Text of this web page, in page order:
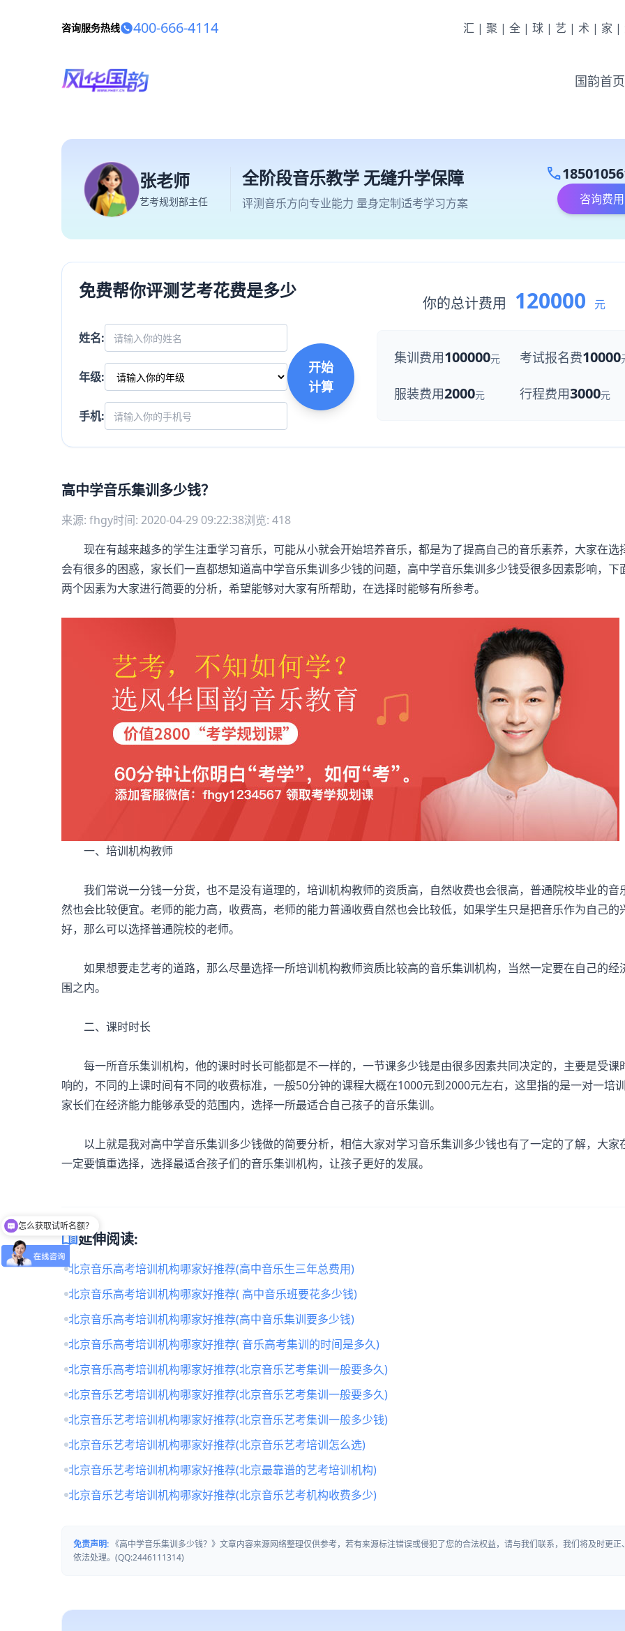
咨询服务热线 400-666-4114 汇|聚|全|球|艺|术|家|
国韵首页
张老师
艺考规划部主任
全阶段音乐教学 无缝升学保障
评测音乐方向专业能力 量身定制适考学习方案
call
咨询费用
免费帮你评测艺考花费是多少
姓名:
年级:
手机:
开始
计算
你的总计费用 120000 元
集训费用100000元 考试报名费10000
服装费用2000元 行程费用3000元
高中学音乐集训多少钱？
来源: fhgy时间: 2020-04-29 09:22:38浏览: 418
现在有越来越多的学生注重学习音乐，可能从小就会开始培养音乐，都是为了提高自己的音乐素养，大家在选
会有很多的困惑，家长们一直都想知道高中学音乐集训多少钱的问题，高中学音乐集训多少钱受很多因素影响，下
两个因素为大家进行简要的分析，希望能够对大家有所帮助，在选择时能够有所参考。
一、培训机构教师
我们常说一分钱一分货，也不是没有道理的，培训机构教师的资质高，自然收费也会很高，普通院校毕业的音
然也会比较便宜。老师的能力高，收费高，老师的能力普通收费自然也会比较低，如果学生只是把音乐作为自己的
好，那么可以选择普通院校的老师。
如果想要走艺考的道路，那么尽量选择一所培训机构教师资质比较高的音乐集训机构，当然一定要在自己的经
围之内。
二、课时时长
每一所音乐集训机构，他的课时时长可能都是不一样的，一节课多少钱是由很多因素共同决定的，主要是受课
响的，不同的上课时间有不同的收费标准，一般50分钟的课程大概在1000元到2000元左右，这里指的是一对一培
家长们在经济能力能够承受的范围内，选择一所最适合自己孩子的音乐集训。
以上就是我对高中学音乐集训多少钱做的简要分析，相信大家对学习音乐集训多少钱也有了一定的了解，大家
一定要慎重选择，选择最适合孩子们的音乐集训机构，让孩子更好的发展。
menu_book延伸阅读:
北京音乐高考培训机构哪家好推荐(高中音乐生三年总费用)
北京音乐高考培训机构哪家好推荐( 高中音乐班要花多少钱)
北京音乐高考培训机构哪家好推荐(高中音乐集训要多少钱)
北京音乐高考培训机构哪家好推荐( 音乐高考集训的时间是多久)
北京音乐高考培训机构哪家好推荐(北京音乐艺考集训一般要多久)
北京音乐艺考培训机构哪家好推荐(北京音乐艺考集训一般要多久)
北京音乐艺考培训机构哪家好推荐(北京音乐艺考集训一般多少钱)
北京音乐艺考培训机构哪家好推荐(北京音乐艺考培训怎么选)
北京音乐艺考培训机构哪家好推荐(北京最靠谱的艺考培训机构)
北京音乐艺考培训机构哪家好推荐(北京音乐艺考机构收费多少)
免责声明: 《高中学音乐集训多少钱？》文章内容来源网络整理仅供参考，若有来源标注错误或侵犯了您的合法权益，请与我们联系，我们将及时更正
依法处理。(QQ:2446111314)
怎么获取试听名额？